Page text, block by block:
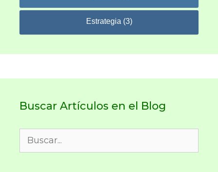
Estrategia (3)
Buscar Artículos en el Blog
Buscar: